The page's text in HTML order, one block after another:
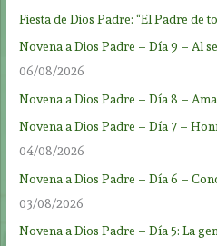
Fiesta de Dios Padre: “El Padre de
Novena a Dios Padre – Día 9 – Al
06/08/2026
Novena a Dios Padre – Día 8 –
Novena a Dios Padre – Día 7 –
04/08/2026
Novena a Dios Padre – Día 6 –
03/08/2026
Novena a Dios Padre – Día 5: La